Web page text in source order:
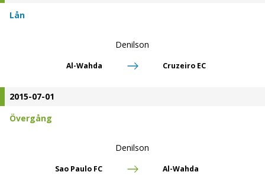
Lån
Denilson
Al-Wahda Cruzeiro EC
2015-07-01
Övergång
Denilson
Sao Paulo FC Al-Wahda